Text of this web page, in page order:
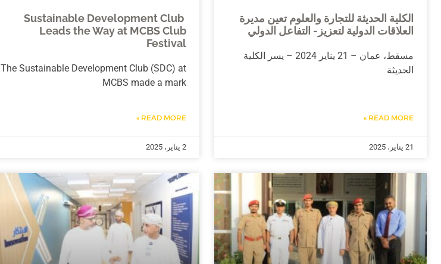
الكلية الحديثة للتجارة والعلوم تعين مديرة
العلاقات الدولية لتعزيز- التفاعل الدولي
مسقط، عمان – 21 يناير 2024 – يسر الكلية
الحديثة
READ MORE »
21 يناير، 2025
Sustainable Development Club
Leads the Way at MCBS Club
Festival
The Sustainable Development Club (SDC) at
MCBS made a mark
READ MORE »
2 يناير، 2025